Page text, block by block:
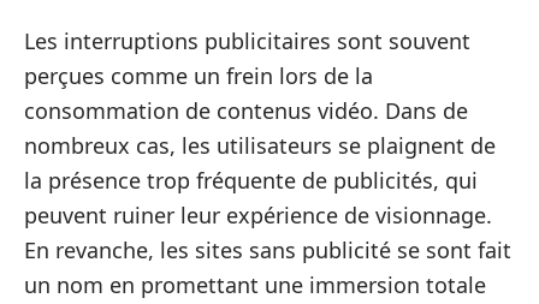
Les interruptions publicitaires sont souvent
perçues comme un frein lors de la
consommation de contenus vidéo. Dans de
nombreux cas, les utilisateurs se plaignent de
la présence trop fréquente de publicités, qui
peuvent ruiner leur expérience de visionnage.
En revanche, les sites sans publicité se sont fait
un nom en promettant une immersion totale